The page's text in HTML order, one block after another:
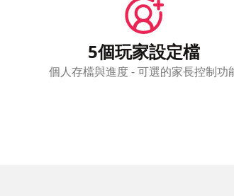
5個玩家設定檔
個人存檔與進度 - 可選的家長控制功